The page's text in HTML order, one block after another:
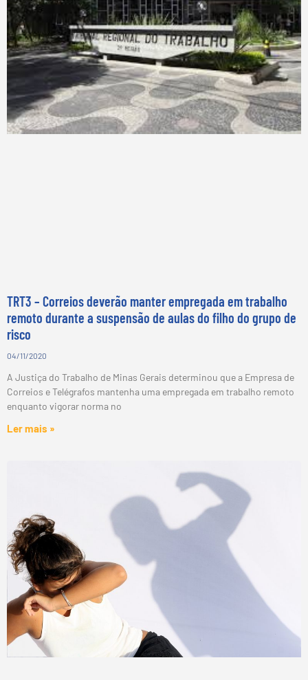
TRT3 – Correios deverão manter empregada em trabalho
remoto durante a suspensão de aulas do filho do grupo de
risco
04/11/2020
A Justiça do Trabalho de Minas Gerais determinou que a Empresa de
Correios e Telégrafos mantenha uma empregada em trabalho remoto
enquanto vigorar norma no
Ler mais »